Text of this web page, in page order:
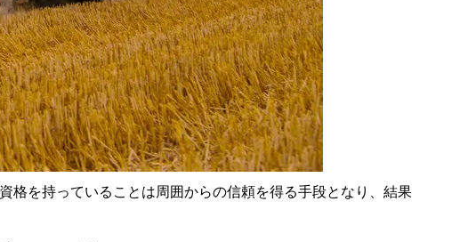
格を持っていることは周囲からの信頼を得る手段となり、結果